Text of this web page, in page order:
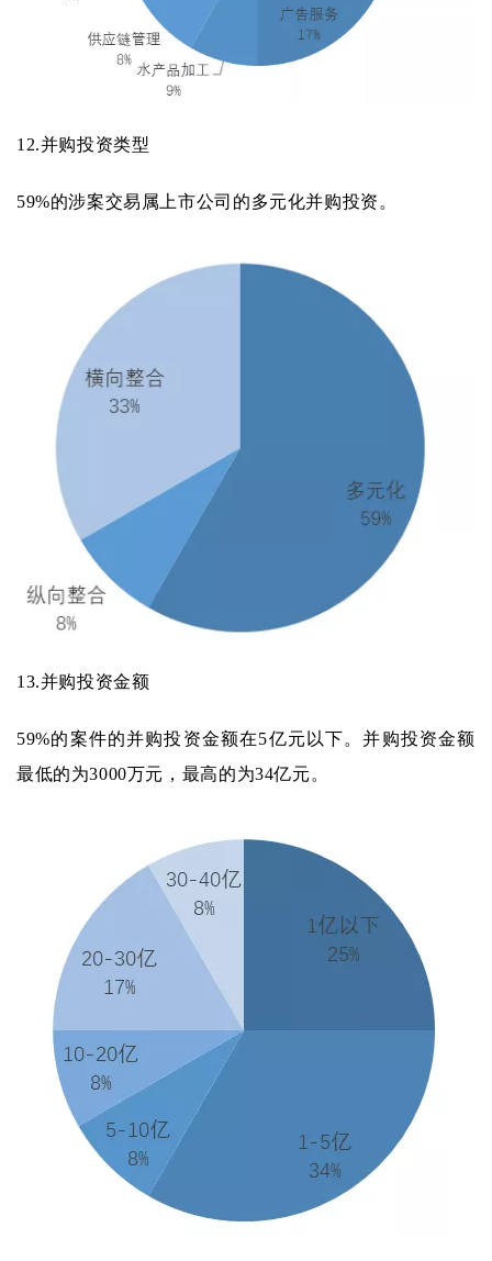
12.并购投资类型
59%的涉案交易属上市公司的多元化并购投资。
13.并购投资金额
59%的案件的并购投资金额在5亿元以下。并购投资金额
最低的为3000万元，最高的为34亿元。